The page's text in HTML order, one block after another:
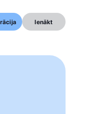
Ienākt